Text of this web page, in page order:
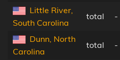
Little River,
South Carolina
total -
Dunn, North
Carolina
total -